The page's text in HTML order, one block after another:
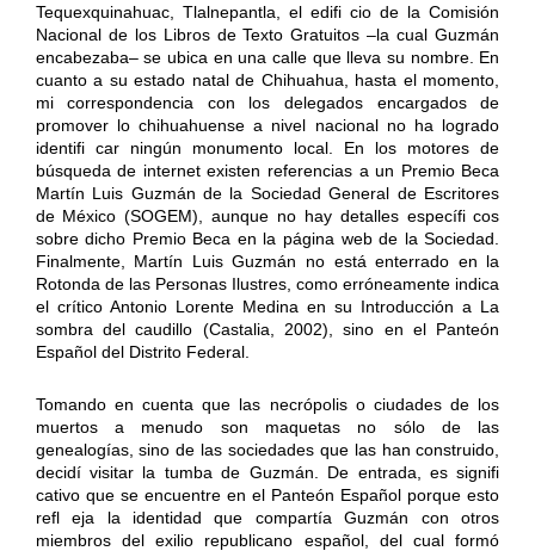
Tequexquinahuac, Tlalnepantla, el edifi cio de la Comisión
Nacional de los Libros de Texto Gratuitos –la cual Guzmán
encabezaba– se ubica en una calle que lleva su nombre. En
cuanto a su estado natal de Chihuahua, hasta el momento,
mi correspondencia con los delegados encargados de
promover lo chihuahuense a nivel nacional no ha logrado
identifi car ningún monumento local. En los motores de
búsqueda de internet existen referencias a un Premio Beca
Martín Luis Guzmán de la Sociedad General de Escritores
de México (SOGEM), aunque no hay detalles específi cos
sobre dicho Premio Beca en la página web de la Sociedad.
Finalmente, Martín Luis Guzmán no está enterrado en la
Rotonda de las Personas Ilustres, como erróneamente indica
el crítico Antonio Lorente Medina en su Introducción a La
sombra del caudillo (Castalia, 2002), sino en el Panteón
Español del Distrito Federal.
Tomando en cuenta que las necrópolis o ciudades de los
muertos a menudo son maquetas no sólo de las
genealogías, sino de las sociedades que las han construido,
decidí visitar la tumba de Guzmán. De entrada, es signifi
cativo que se encuentre en el Panteón Español porque esto
refl eja la identidad que compartía Guzmán con otros
miembros del exilio republicano español, del cual formó